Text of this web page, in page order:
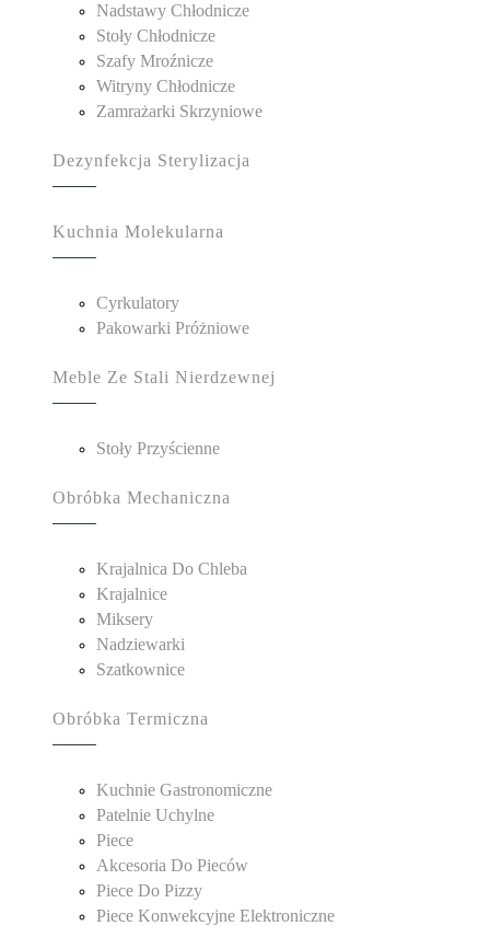
Nadstawy Chłodnicze
Stoły Chłodnicze
Szafy Mroźnicze
Witryny Chłodnicze
Zamrażarki Skrzyniowe
Dezynfekcja Sterylizacja
Kuchnia Molekularna
Cyrkulatory
Pakowarki Próżniowe
Meble Ze Stali Nierdzewnej
Stoły Przyścienne
Obróbka Mechaniczna
Krajalnica Do Chleba
Krajalnice
Miksery
Nadziewarki
Szatkownice
Obróbka Termiczna
Kuchnie Gastronomiczne
Patelnie Uchylne
Piece
Akcesoria Do Pieców
Piece Do Pizzy
Piece Konwekcyjne Elektroniczne